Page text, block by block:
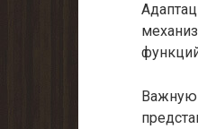
Важную